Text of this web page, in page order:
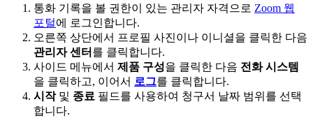
통화 기록을 볼 권한이 있는 관리자 자격으로 Zoom 웹
포털에 로그인합니다.
오른쪽 상단에서 프로필 사진이나 이니셜을 클릭한 다음
관리자 센터 를 클릭합니다.
사이드 메뉴에서 제품 구성을 클릭한 다음 전화 시스템
을 클릭하고, 이어서 로그를 클릭합니다.
시작및 종료 필드를 사용하여 청구서 날짜 범위를 선택
합니다.